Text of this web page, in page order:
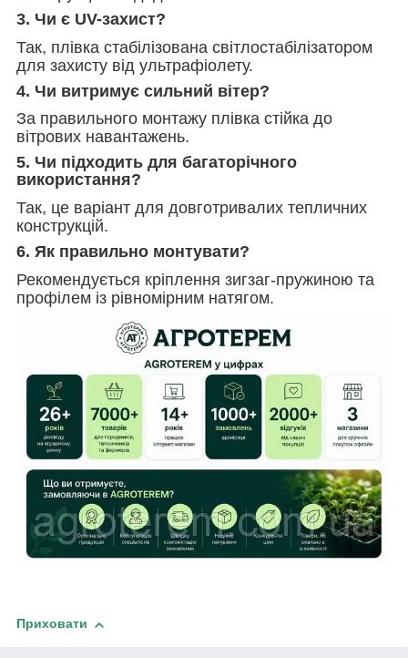
3. Чи є UV-захист?
Так, плівка стабілізована світлостабілізатором
для захисту від ультрафіолету.
4. Чи витримує сильний вітер?
За правильного монтажу плівка стійка до
вітрових навантажень.
5. Чи підходить для багаторічного
використання?
Так, це варіант для довготривалих тепличних
конструкцій.
6. Як правильно монтувати?
Рекомендується кріплення зигзаг-пружиною та
профілем із рівномірним натягом.
Приховати